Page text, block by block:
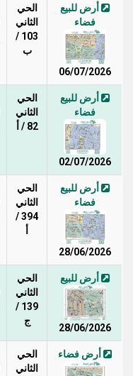
أرض للبيع
فضاء
06/07/2026
الحي
الثاني
103 /
ب
أرض للبيع
فضاء
02/07/2026
الحي
الثاني
82 / أ
أرض للبيع
فضاء
28/06/2026
الحي
الثاني
394 /
أرض للبيع
28/06/2026
الحي
الثاني
139 /
ج
أرض فضاء
الحي
الثاني